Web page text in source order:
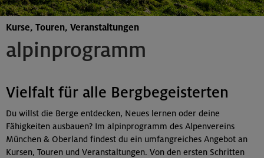
alpinprogramm
Kurse, Touren, Veranstaltungen
Vielfalt für alle Bergbegeisterten
Du willst die Berge entdecken, Neues lernen oder deine
Fähigkeiten ausbauen? Im alpinprogramm des Alpenvereins
München & Oberland findest du ein umfangreiches Angebot an
Kursen, Touren und Veranstaltungen. Von den ersten Schritten